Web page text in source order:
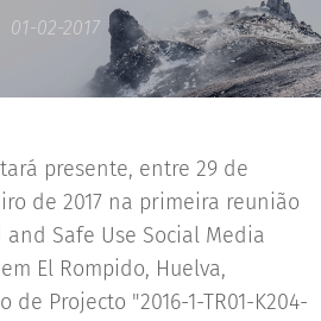
01-02-2017
presente, entre 29 de
de 2017 na primeira reunião
Safe Use Social Media
El Rompido, Huelva,
de Projecto "2016-1-TR01-K204-